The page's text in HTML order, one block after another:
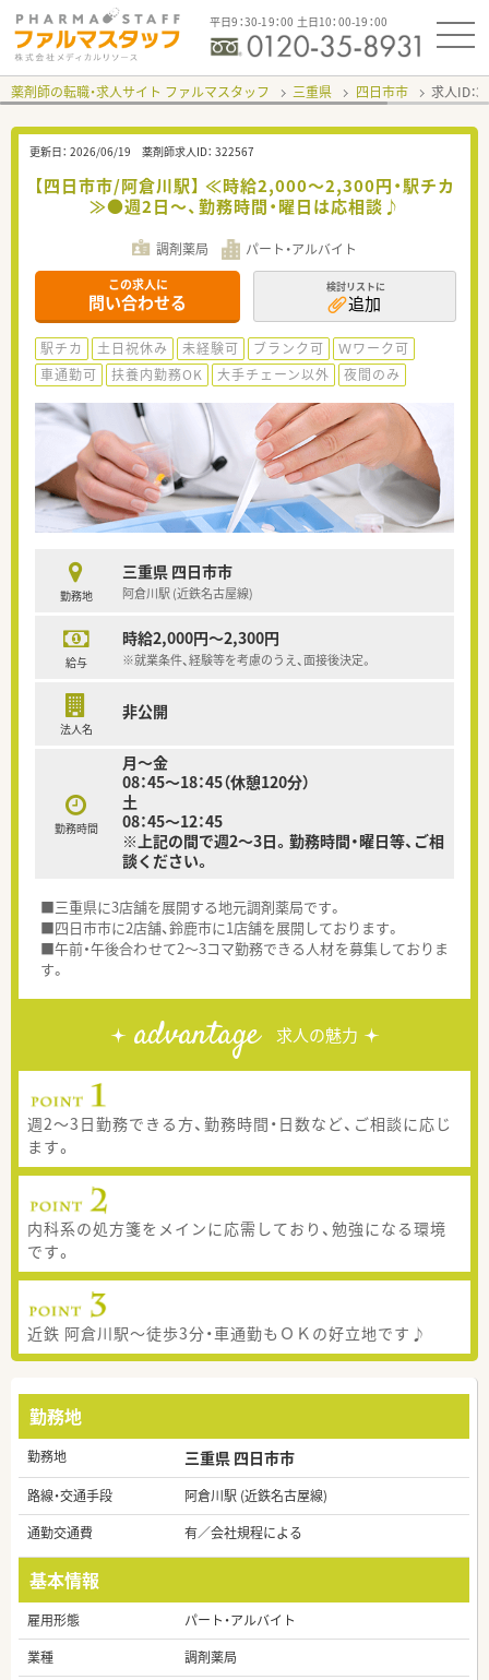
平日9：30-19：00 土日10：00-19：00
薬剤師の転職・求人サイト ファルマスタッフ 三重県 四日市市 求人ID：
更新日： 2026/06/19 薬剤師求人ID： 322567
【四日市市/阿倉川駅】 ≪時給2,000～2,300円・駅チカ
≫●週2日～、勤務時間・曜日は応相談♪
調剤薬局 パート・アルバイト
この求人に
問い合わせる
検討リストに
追加
駅チカ 土日祝休み 未経験可 ブランク可
Ｗワーク可
車通勤可
扶養内勤務OK 大手チェーン以外 夜間のみ
勤務地
三重県 四日市市
阿倉川駅 (近鉄名古屋線)
給与
時給2,000円～2,300円
※就業条件、経験等を考慮のうえ、面接後決定。
法人名
非公開
勤務時間
月～金
08：45～18：45（休憩120分）
土
08：45～12：45
※上記の間で週2～3日。勤務時間・曜日等、ご相
談ください。
■三重県に3店舗を展開する地元調剤薬局です。
■四日市市に2店舗、鈴鹿市に1店舗を展開しております。
■午前・午後合わせて2～3コマ勤務できる人材を募集しておりま
す。
advantage 求人の魅力
週2～3日勤務できる方、勤務時間・日数など、ご相談に応じ
ます。
内科系の処方箋をメインに応需しており、勉強になる環境
です。
近鉄 阿倉川駅～徒歩3分・車通勤もＯＫの好立地です♪
勤務地
勤務地 三重県 四日市市
路線・交通手段
阿倉川駅 (近鉄名古屋線)
通勤交通費
有／会社規程による
基本情報
雇用形態
パート・アルバイト
業種
調剤薬局